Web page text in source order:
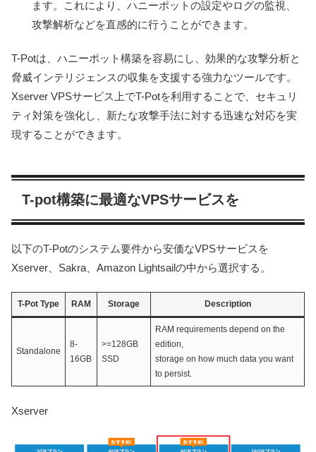
ます。これにより、ハニーポットの設定やログの監視、
攻撃解析などを直感的に行うことができます。
T-Potは、ハニーポット構築を容易にし、効果的な攻撃分析と
脅威インテリジェンスの収集を支援する強力なツールです。
Xserver VPSサービス上でT-Potを利用することで、セキュリ
ティ対策を強化し、新たな攻撃手法に対する迅速な対応を実
現することができます。
T-pot構築に最適なVPSサービスを
以下のT-Potのシステム要件から安価なVPSサービスを
Xserver、Sakra、Amazon Lightsailの中から選択する。
T-Pot Type RAM Storage Description
Standalone
8-
16GB
>=128GB
SSD
RAM requirements depend on the
edition,
storage on how much data you want
to persist.
Xserver